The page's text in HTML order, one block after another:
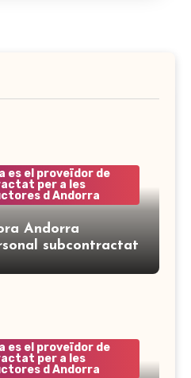
es el proveïdor de
per a les
d Andorra
Andorra
subcontractat
es el proveïdor de
per a les
d Andorra